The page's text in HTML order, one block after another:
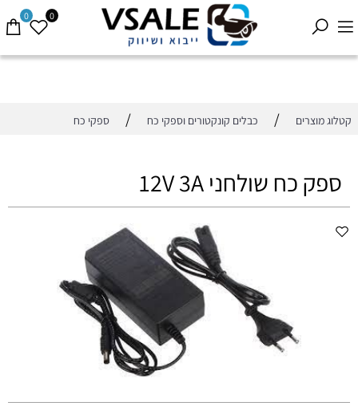
0 0
קטלוג מוצרים / כבלים קונקטורים וספקי כח / ספקי כח
ספק כח שולחני 12V 3A